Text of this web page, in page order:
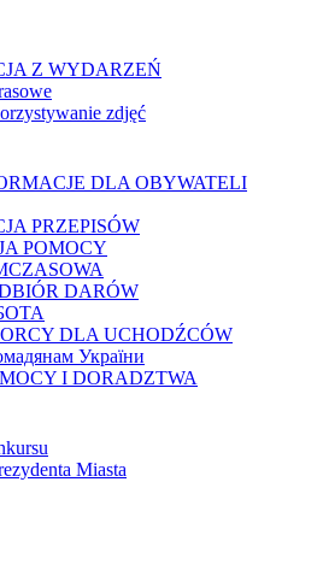
Z WYDARZEŃ
zdjęć
DLA OBYWATELI
PRZEPISÓW
POMOCY
DARÓW
DLA UCHODŹCÓW
України
I DORADZTWA
Miasta